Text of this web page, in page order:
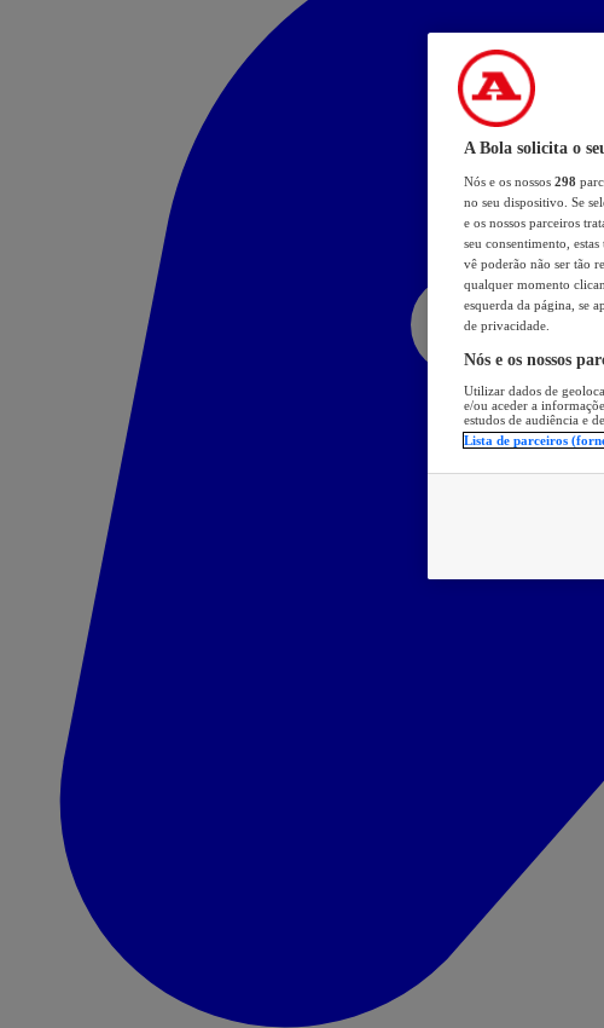
A Bola solicita o
Nós e os nossos 298
no seu dispositivo. Se
e os nossos parceiros
seu consentimento,
vê poderão não ser tão
qualquer momento
esquerda da página, se
de privacidade.
Nós e os nossos
Utilizar dados de
e/ou aceder a
estudos de audiência e
Lista de parceiros